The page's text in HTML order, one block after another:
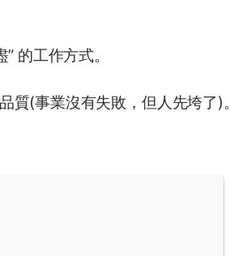
的工作方式。
(事業沒有失敗，但人先垮了)。